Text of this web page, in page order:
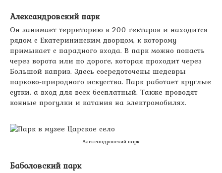
Александровский парк
Он занимает территорию в 200 гектаров и находится
рядом с Екатерининским дворцом, к которому
примыкает с парадного входа. В парк можно попасть
через ворота или по дороге, которая проходит через
Большой каприз. Здесь сосредоточены шедевры
парково-природного искусства. Парк работает круглые
сутки, а вход для всех бесплатный. Также проводят
конные прогулки и катания на электромобилях.
Александровский парк
Баболовский парк